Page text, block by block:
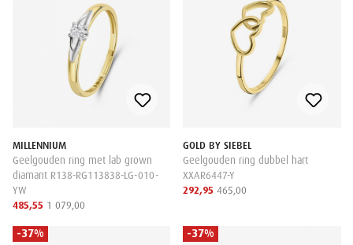
MILLENNIUM
Geelgouden ring met lab grown
diamant R138-RG113838-LG-010-
YW
485,55 1 079,00
GOLD BY SIEBEL
Geelgouden ring dubbel hart
XXAR6447-Y
292,95 465,00
-37% -37%